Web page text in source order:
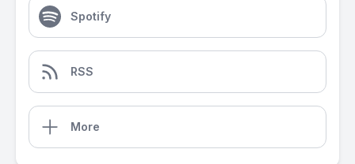
Spotify
RSS
More